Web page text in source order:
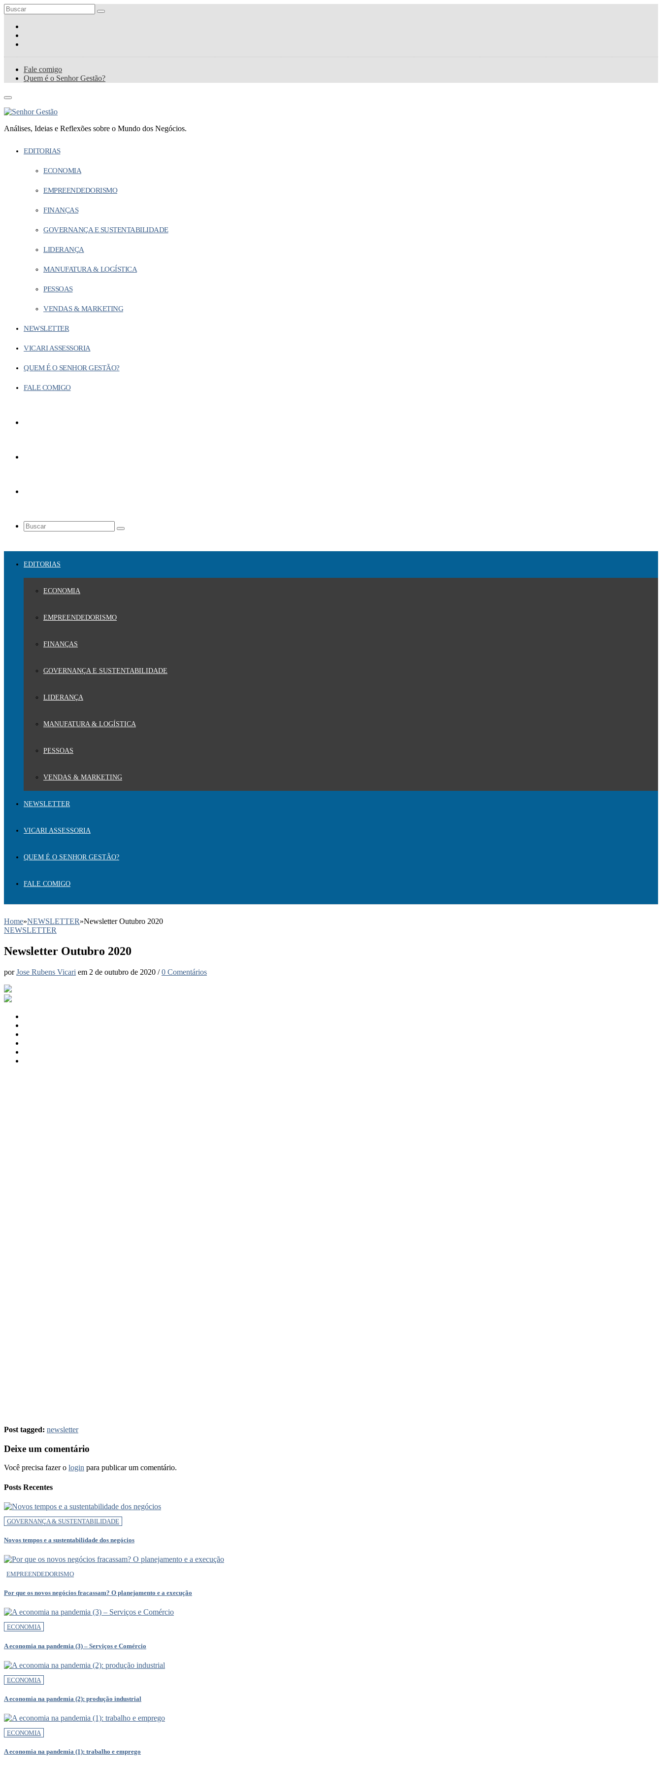
Fale comigo
Quem é o Senhor Gestão?
Análises, Ideias e Reflexões sobre o Mundo dos Negócios.
EDITORIAS
ECONOMIA
EMPREENDEDORISMO
FINANÇAS
GOVERNANÇA E SUSTENTABILIDADE
LIDERANÇA
MANUFATURA & LOGÍSTICA
PESSOAS
VENDAS & MARKETING
NEWSLETTER
VICARI ASSESSORIA
QUEM É O SENHOR GESTÃO?
FALE COMIGO
EDITORIAS
ECONOMIA
EMPREENDEDORISMO
FINANÇAS
GOVERNANÇA E SUSTENTABILIDADE
LIDERANÇA
MANUFATURA & LOGÍSTICA
PESSOAS
VENDAS & MARKETING
NEWSLETTER
VICARI ASSESSORIA
QUEM É O SENHOR GESTÃO?
FALE COMIGO
Home»NEWSLETTER»Newsletter Outubro 2020
NEWSLETTER
Newsletter Outubro 2020
porJose Rubens Vicari em 2 de outubro de 2020 /0 Comentários
Post tagged: newsletter
Deixe um comentário
Você precisa fazer o login para publicar um comentário.
Posts Recentes
GOVERNANÇA & SUSTENTABILIDADE
Novos tempos e a sustentabilidade dos negócios
EMPREENDEDORISMO
Por que os novos negócios fracassam? O planejamento e a execução
ECONOMIA
A economia na pandemia (3) – Serviços e Comércio
ECONOMIA
A economia na pandemia (2): produção industrial
ECONOMIA
A economia na pandemia (1): trabalho e emprego